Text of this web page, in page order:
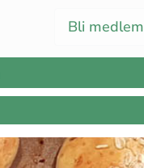
Bli medlem